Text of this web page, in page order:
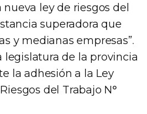
ley de riesgos del
superadora que
y medianas empresas”.
legislatura de la provincia
la adhesión a la Ley
del Trabajo N°